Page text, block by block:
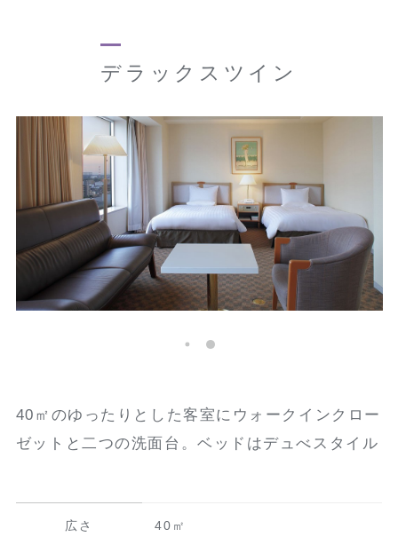
デラックスツイン
40㎡のゆったりとした客室にウォークインクロー
ゼットと二つの洗面台。ベッドはデュべスタイル
広さ 40㎡